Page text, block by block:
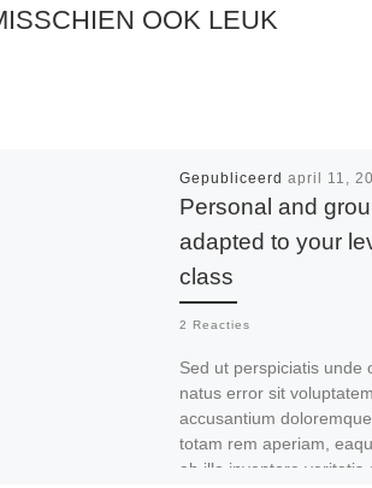
OOK LEUK
Gepubliceerd april 11,
Personal and
adapted to your
class
2 Reacties
Sed ut perspiciatis unde
natus error sit
accusantium
totam rem aperiam,
ab illo inventore veritatis